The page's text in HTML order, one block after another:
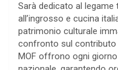
Sarà dedicato al
all’ingrosso e cucina
patrimonio culturale
confronto sul
MOF offrono ogni